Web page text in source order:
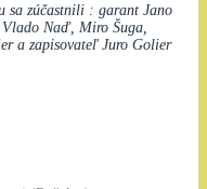
sa zúčastnili : garant Jano
Naď, Miro Šuga,
a zapisovateľ Juro Golier